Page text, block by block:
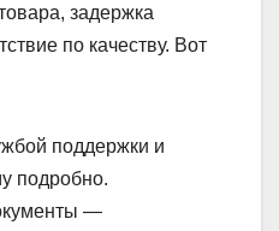
задержка
по качеству. Вот
поддержки и
подробно.
—